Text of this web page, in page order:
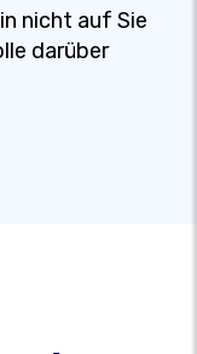
nicht auf Sie
darüber